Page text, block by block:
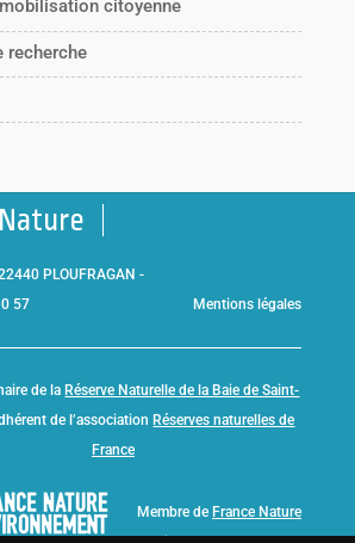
citoyenne
recherche
PLOUFRAGAN -
57
Mentions légales
de la Réserve Naturelle de la Baie de Saint-
de l’association Réserves naturelles de
France
Membre de France Nature